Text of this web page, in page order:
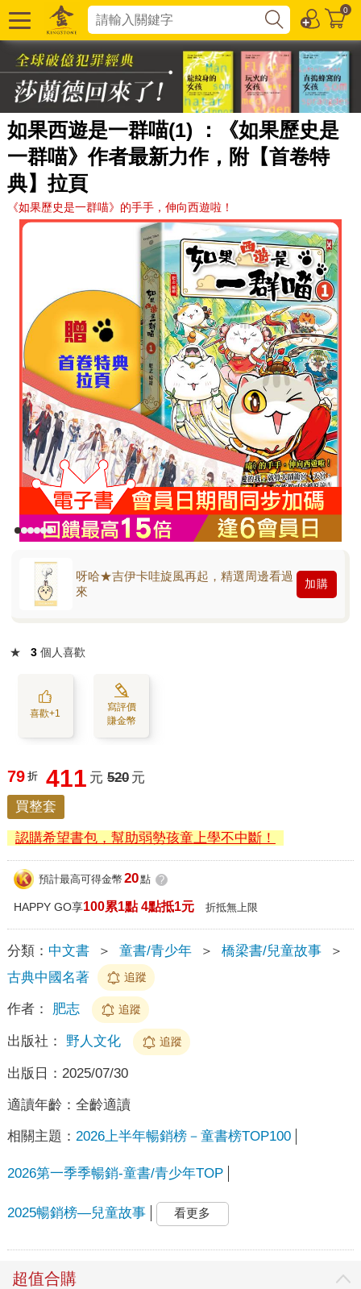
0
如果西遊是一群喵(1) ：《如果歷史是
一群喵》作者最新力作，附【首卷特
典】拉頁
《如果歷史是一群喵》的手手，伸向西遊啦！
呀哈★吉伊卡哇旋風再起，精選周邊看過
來
加購
★ 3 個人喜歡
喜歡+1
寫評價
賺金幣
79 折 411 元 520 元
買整套
認購希望書包，幫助弱勢孩童上學不中斷！
預計最高可得金幣 20點 ?
HAPPY GO享100累1點 4點抵1元 折抵無上限
分類： 中文書 ＞ 童書/青少年 ＞ 橋梁書/兒童故事
＞
古典中國名著
追蹤
作者： 肥志 追蹤
出版社： 野人文化 追蹤
出版日： 2025/07/30
適讀年齡： 全齡適讀
相關主題： 2026上半年暢銷榜－童書榜TOP100
2026第一季季暢銷-童書/青少年TOP
2025暢銷榜—兒童故事 看更多
超值合購